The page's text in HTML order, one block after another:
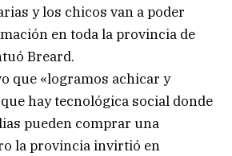
y los chicos van a poder
en toda la provincia de
Breard.
que «logramos achicar y
hay tecnológica social donde
pueden comprar una
la provincia invirtió en